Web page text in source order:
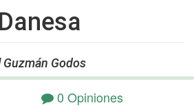
Godos
0 Opiniones